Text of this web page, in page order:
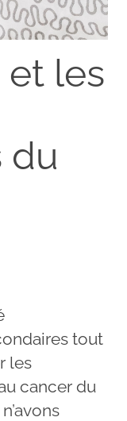
et les
du
tout
les
cancer du